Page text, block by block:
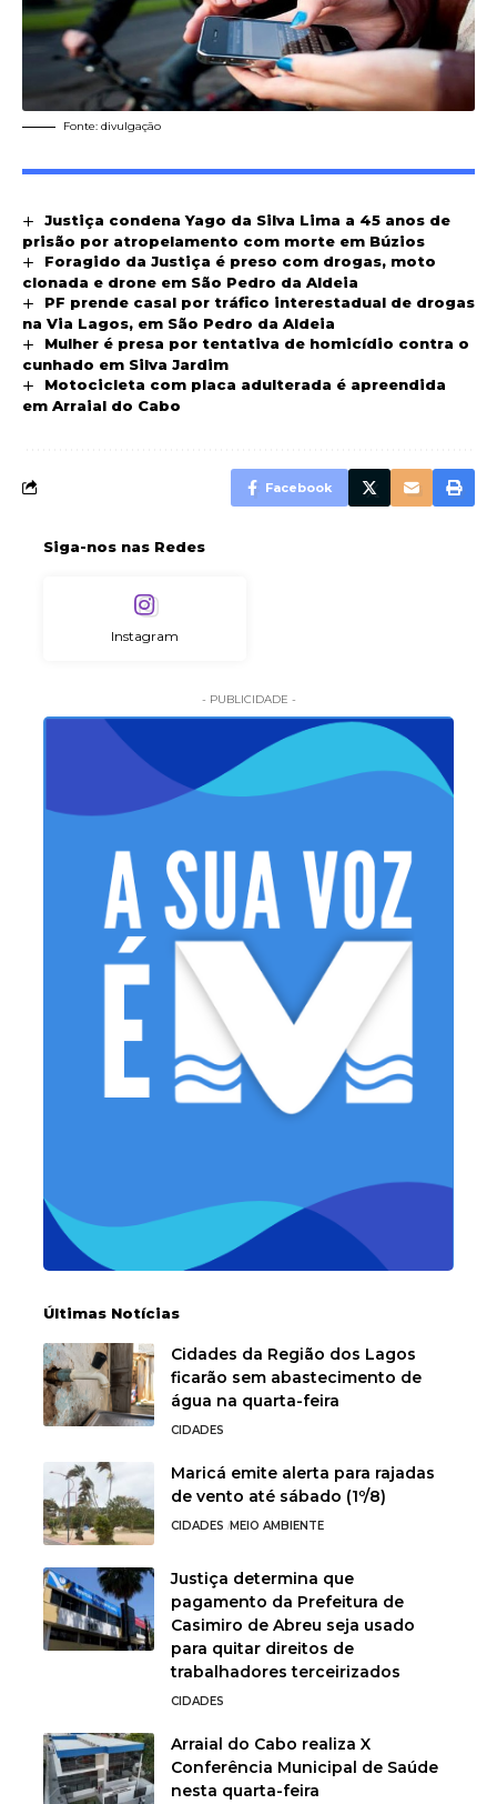
Fonte: divulgação
Justiça condena Yago da Silva Lima a 45 anos de
prisão por atropelamento com morte em Búzios
Foragido da Justiça é preso com drogas, moto
clonada e drone em São Pedro da Aldeia
PF prende casal por tráfico interestadual de drogas
na Via Lagos, em São Pedro da Aldeia
Mulher é presa por tentativa de homicídio contra o
cunhado em Silva Jardim
Motocicleta com placa adulterada é apreendida
em Arraial do Cabo
Facebook
Siga-nos nas Redes
Instagram
- PUBLICIDADE -
Últimas Notícias
Cidades da Região dos Lagos
ficarão sem abastecimento de
água na quarta-feira
CIDADES
Maricá emite alerta para rajadas
de vento até sábado (1º/8)
CIDADES MEIO AMBIENTE
Justiça determina que
pagamento da Prefeitura de
Casimiro de Abreu seja usado
para quitar direitos de
trabalhadores terceirizados
CIDADES
Arraial do Cabo realiza X
Conferência Municipal de Saúde
nesta quarta-feira